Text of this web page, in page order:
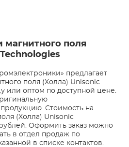
магнитного поля
предлагает
поля (Холла) Unisonic
или оптом по доступной цене.
Стоимость на
(Холла) Unisonic
рублей. Оформить заказ можно
в отдел продаж по
в списке контактов.